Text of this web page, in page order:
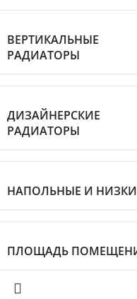
ВЕРТИКАЛЬНЫЕ
РАДИАТОРЫ
ДИЗАЙНЕРСКИЕ
РАДИАТОРЫ
НАПОЛЬНЫЕ И
ПЛОЩАДЬ